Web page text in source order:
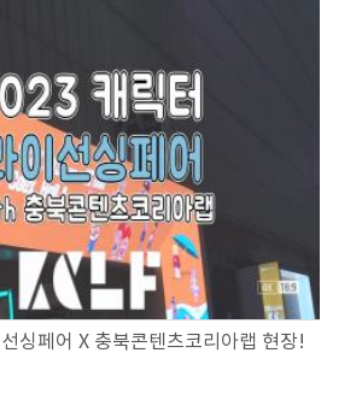
싱페어 X 충북콘텐츠코리아랩 현장!